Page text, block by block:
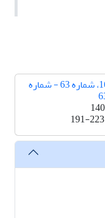
دوره 16، شماره 63 - شماره
191-223